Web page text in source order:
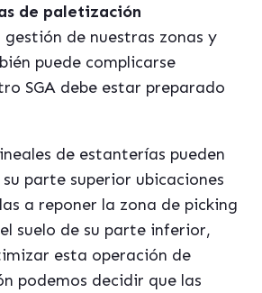
de paletización
gestión de nuestras zonas y
puede complicarse
SGA debe estar preparado
de estanterías pueden
parte superior ubicaciones
a reponer la zona de picking
suelo de su parte inferior,
esta operación de
podemos decidir que las